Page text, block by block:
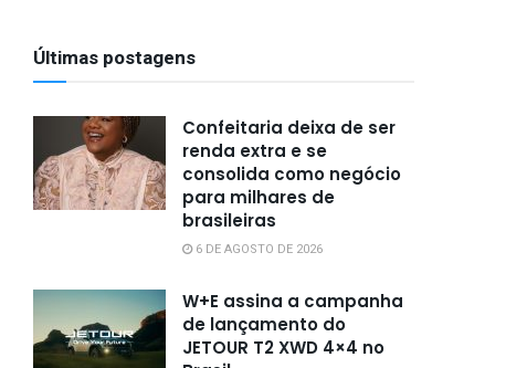
Últimas postagens
Confeitaria deixa de ser
renda extra e se
consolida como negócio
para milhares de
brasileiras
6 DE AGOSTO DE 2026
W+E assina a campanha
de lançamento do
JETOUR T2 XWD 4×4 no